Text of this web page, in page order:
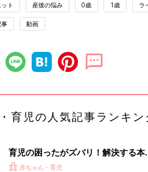
ト 産後の悩み 0歳 1歳 ラ
動画
育児の人気記事ランキン
育児の困ったがズバリ！解決する本
『ひよこクラブ 秋号』 4カ月～2才
赤ちゃん・育児